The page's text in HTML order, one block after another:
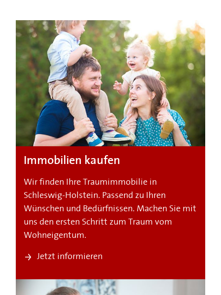
Immobilien kaufen
Wir finden Ihre Traumimmobilie in
Schleswig-Holstein. Passend zu Ihren
Wünschen und Bedürfnissen. Machen Sie mit
uns den ersten Schritt zum Traum vom
Wohneigentum.
Jetzt informieren